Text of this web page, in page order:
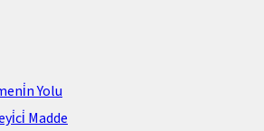
Yolu
Madde